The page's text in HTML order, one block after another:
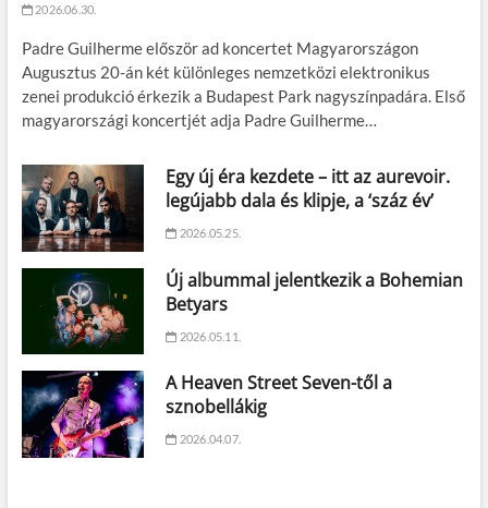
2026.06.30.
Padre Guilherme először ad koncertet Magyarországon
Augusztus 20-án két különleges nemzetközi elektronikus
zenei produkció érkezik a Budapest Park nagyszínpadára. Első
magyarországi koncertjét adja Padre Guilherme…
Egy új éra kezdete – itt az aurevoir.
legújabb dala és klipje, a ‘száz év’
2026.05.25.
Új albummal jelentkezik a Bohemian
Betyars
2026.05.11.
A Heaven Street Seven-től a
sznobellákig
2026.04.07.